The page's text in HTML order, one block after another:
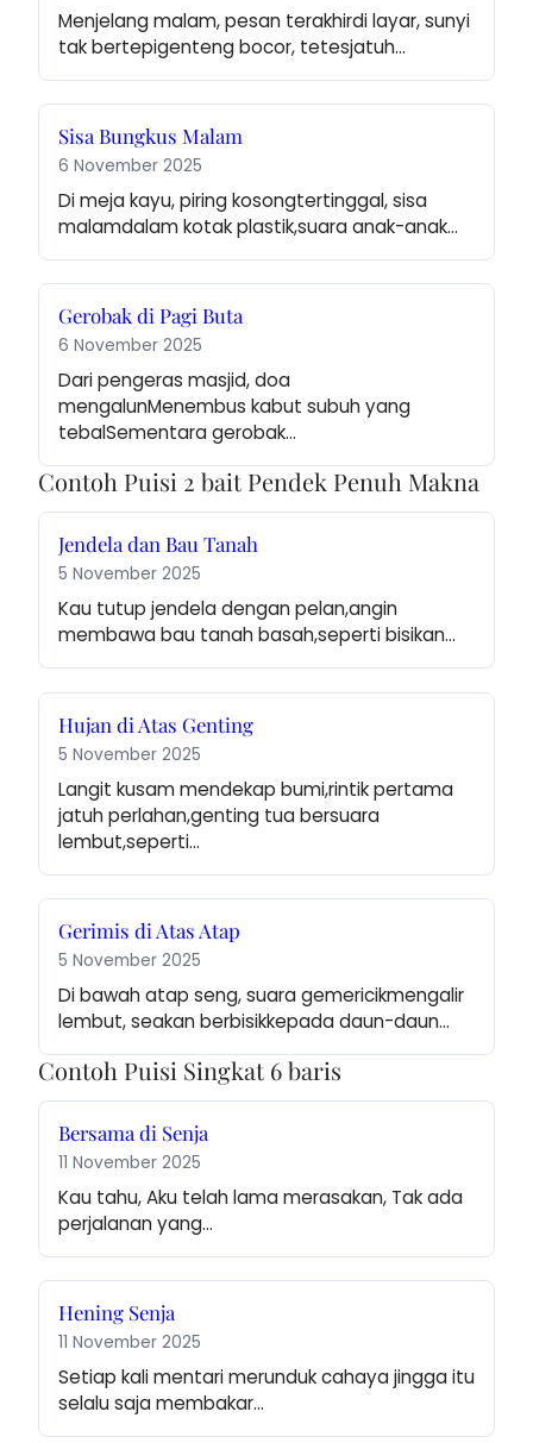
Menjelang malam, pesan terakhirdi layar, sunyi
tak bertepigenteng bocor, tetesjatuh…
Sisa Bungkus Malam
6 November 2025
Di meja kayu, piring kosongtertinggal, sisa
malamdalam kotak plastik,suara anak-anak…
Gerobak di Pagi Buta
6 November 2025
Dari pengeras masjid, doa
mengalunMenembus kabut subuh yang
tebalSementara gerobak…
Contoh Puisi 2 bait Pendek Penuh Makna
Jendela dan Bau Tanah
5 November 2025
Kau tutup jendela dengan pelan,angin
membawa bau tanah basah,seperti bisikan…
Hujan di Atas Genting
5 November 2025
Langit kusam mendekap bumi,rintik pertama
jatuh perlahan,genting tua bersuara
lembut,seperti…
Gerimis di Atas Atap
5 November 2025
Di bawah atap seng, suara gemericikmengalir
lembut, seakan berbisikkepada daun-daun…
Contoh Puisi Singkat 6 baris
Bersama di Senja
11 November 2025
Kau tahu, Aku telah lama merasakan, Tak ada
perjalanan yang…
Hening Senja
11 November 2025
Setiap kali mentari merunduk cahaya jingga itu
selalu saja membakar…